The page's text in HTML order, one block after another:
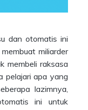
dan otomatis ini
miliarder
membeli raksasa
pelajari apa yang
lazimnya,
ini untuk